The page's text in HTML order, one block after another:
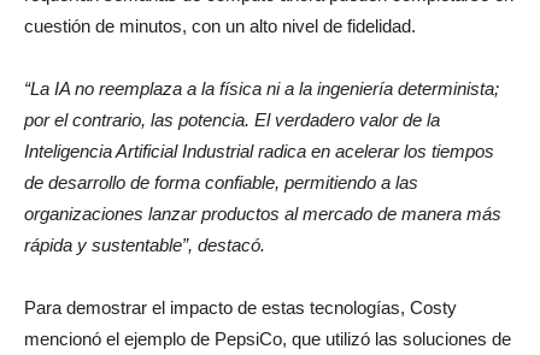
cuestión de minutos, con un alto nivel de fidelidad.
“La IA no reemplaza a la física ni a la ingeniería determinista;
por el contrario, las potencia. El verdadero valor de la
Inteligencia Artificial Industrial radica en acelerar los tiempos
de desarrollo de forma confiable, permitiendo a las
organizaciones lanzar productos al mercado de manera más
rápida y sustentable”, destacó.
Para demostrar el impacto de estas tecnologías, Costy
mencionó el ejemplo de PepsiCo, que utilizó las soluciones de